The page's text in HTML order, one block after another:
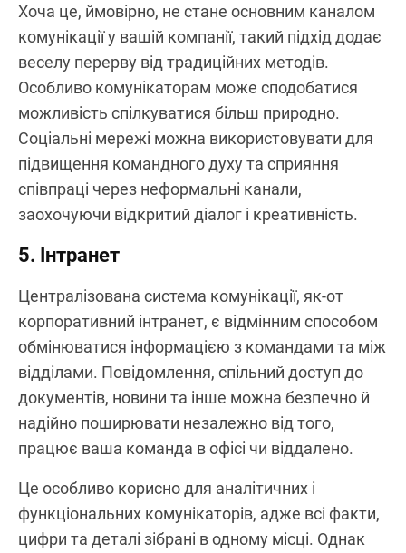
Хоча це, ймовірно, не стане основним каналом
комунікації у вашій компанії, такий підхід додає
веселу перерву від традиційних методів.
Особливо комунікаторам може сподобатися
можливість спілкуватися більш природно.
Соціальні мережі можна використовувати для
підвищення командного духу та сприяння
співпраці через неформальні канали,
заохочуючи відкритий діалог і креативність.
5. Інтранет
Централізована система комунікації, як-от
корпоративний інтранет, є відмінним способом
обмінюватися інформацією з командами та між
відділами. Повідомлення, спільний доступ до
документів, новини та інше можна безпечно й
надійно поширювати незалежно від того,
працює ваша команда в офісі чи віддалено.
Це особливо корисно для аналітичних і
функціональних комунікаторів, адже всі факти,
цифри та деталі зібрані в одному місці. Однак